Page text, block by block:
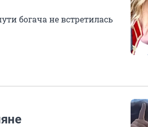
богача не встретилась